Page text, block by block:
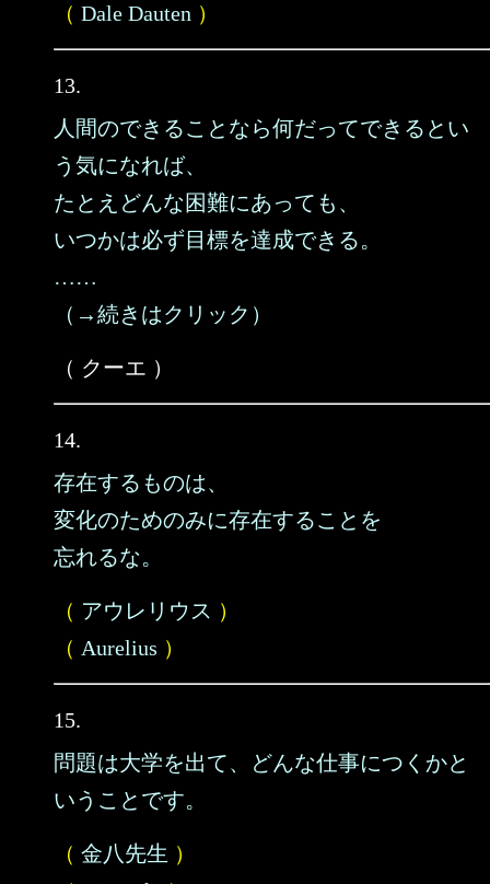
（ Dale Dauten ）
13.
人間のできることなら何だってできるとい
う気になれば、
たとえどんな困難にあっても、
いつかは必ず目標を達成できる。
……
（→続きはクリック）
（ クーエ ）
14.
存在するものは、
変化のためのみに存在することを
忘れるな。
（ アウレリウス ）
（ Aurelius ）
15.
問題は大学を出て、どんな仕事につくかと
いうことです。
（ 金八先生 ）